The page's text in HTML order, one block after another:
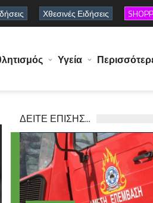
Χθεσινές Ειδήσεις
Υγεία
ΔΕΙΤΕ ΕΠΙΣΗΣ...